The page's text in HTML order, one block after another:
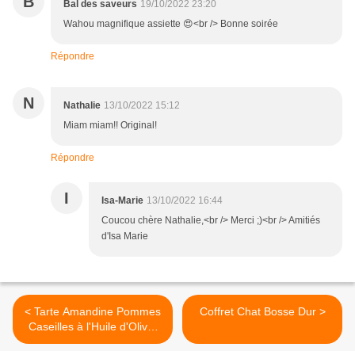
Bal des saveurs 19/10/2022 23:20
Wahou magnifique assiette 😍<br /> Bonne soirée
Répondre
N Nathalie 13/10/2022 15:12
Miam miam!! Original!
Répondre
I Isa-Marie 13/10/2022 16:44
Coucou chère Nathalie,<br /> Merci ;)<br /> Amitiés
d'Isa Marie
< Tarte Amandine Pommes
Caseilles à l'Huile d'Olive,
healthy
Coffret Chat Bosse Dur >